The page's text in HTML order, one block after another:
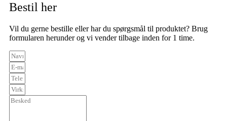
Bestil her
Vil du gerne bestille eller har du spørgsmål til produktet? Brug
formularen herunder og vi vender tilbage inden for 1 time.